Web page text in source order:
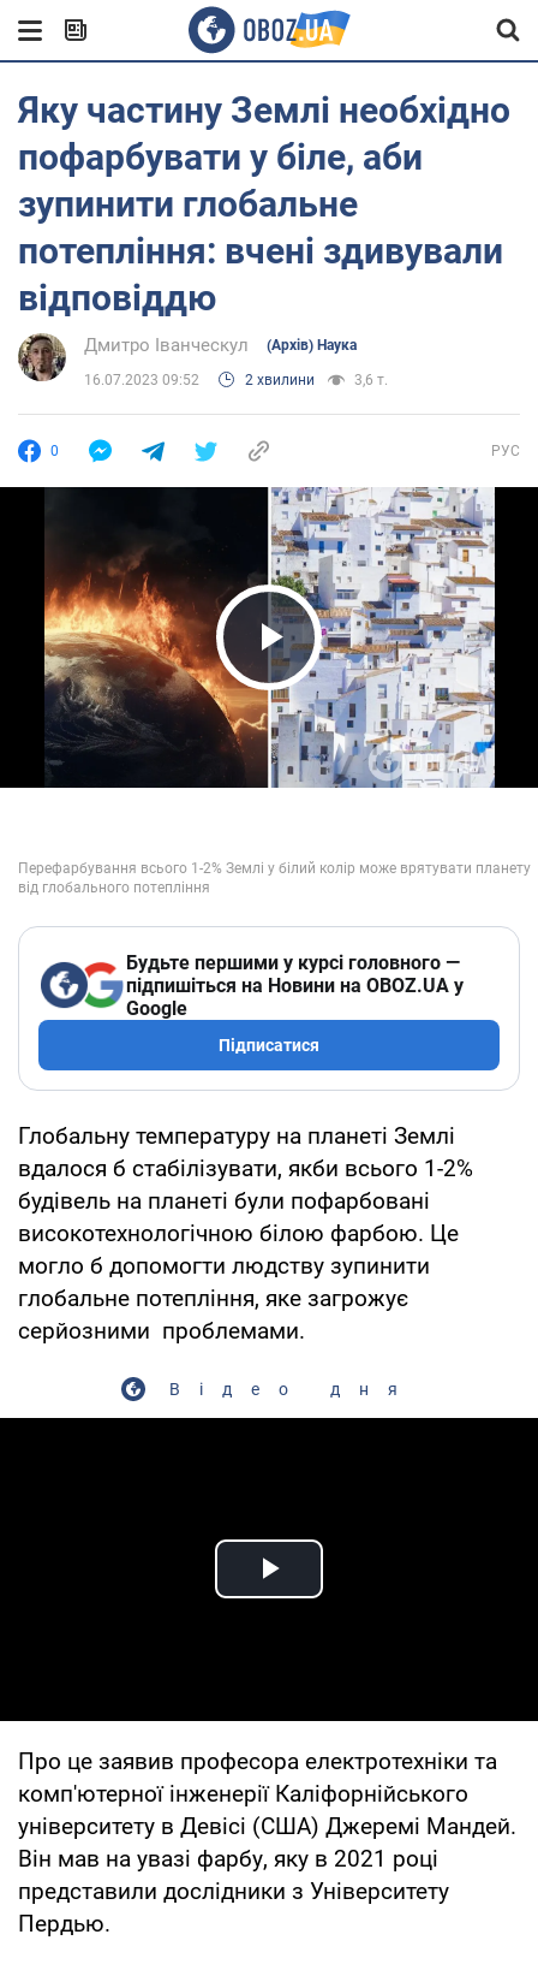
Яку частину Землі необхідно
пофарбувати у біле, аби
зупинити глобальне
потепління: вчені здивували
відповіддю
Дмитро Іванческул (Архів) Наука
16.07.2023 09:52 2 хвилини 3,6 т.
0 РУС
Play Video
Будьте першими у курсі головного —
підпишіться на Новини на OBOZ.UA у
Google
Підписатися
Глобальну температуру на планеті Землі
вдалося б стабілізувати, якби всього 1-2%
будівель на планеті були пофарбовані
високотехнологічною білою фарбою. Це
могло б допомогти людству зупинити
глобальне потепління, яке загрожує
серйозними проблемами.
Відео дня
Play Video
Про це заявив професора електротехніки та
комп'ютерної інженерії Каліфорнійського
університету в Девісі (США) Джеремі Мандей.
Він мав на увазі фарбу, яку в 2021 році
представили дослідники з Університету
Пердью.